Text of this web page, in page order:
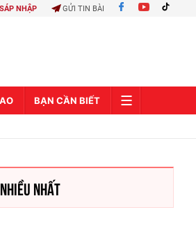
NHẬP GỬI TIN BÀI
BẠN CẦN BIẾT
NHẤT